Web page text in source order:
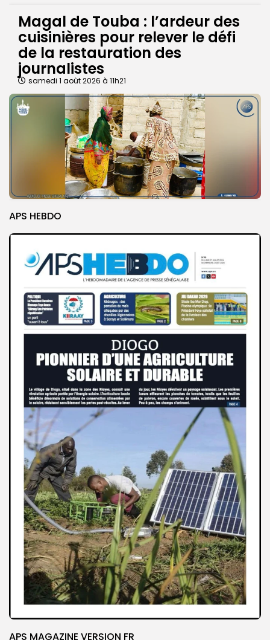
Magal de Touba : l’ardeur des
cuisinières pour relever le défi
de la restauration des
journalistes
samedi 1 août 2026 à 11h21
APS HEBDO
APS MAGAZINE VERSION FR